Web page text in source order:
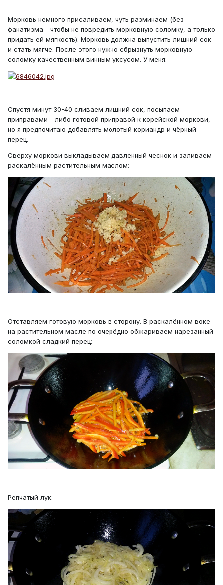
Морковь немного присаливаем, чуть разминаем (без
фанатизма - чтобы не повредить морковную соломку, а только
придать ей мягкость). Морковь должна выпустить лишний сок
и стать мягче. После этого нужно сбрызнуть морковную
соломку качественным винным уксусом. У меня:
Спустя минут 30-40 сливаем лишний сок, посыпаем
приправами - либо готовой приправой к корейской моркови,
но я предпочитаю добавлять молотый кориандр и чёрный
перец.
Сверху моркови выкладываем давленный чеснок и заливаем
раскалённым растительным маслом:
Отставляем готовую морковь в сторону. В раскалённом воке
на растительном масле по очерёдно обжариваем нарезанный
соломкой сладкий перец:
Репчатый лук: